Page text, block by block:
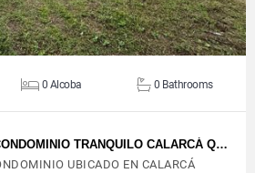
0 Alcoba 0 Bathrooms
TRANQUILO CALARCÁ Q…
UBICADO EN CALARCÁ